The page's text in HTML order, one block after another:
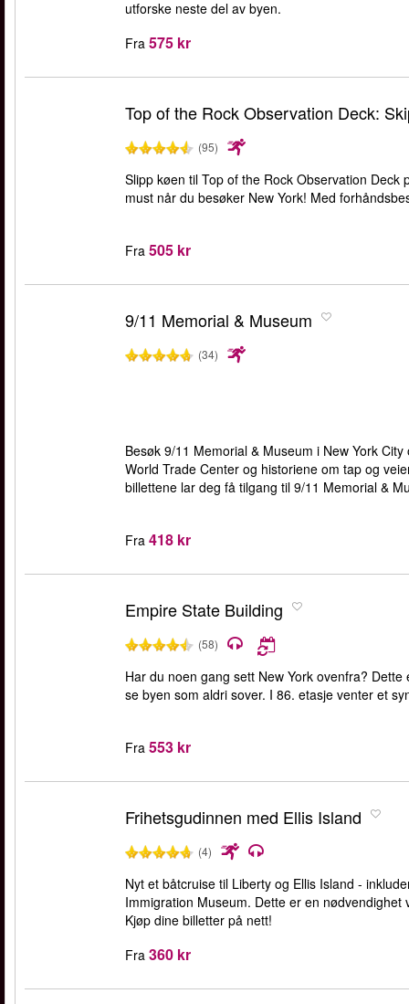
utforske neste del av byen.
Fra 575 kr
Top of the Rock Observation Deck:
(95)
Slipp køen til Top of the Rock Observation
must når du besøker New York! Med
Fra 505 kr
9/11 Memorial & Museum
(34)
Besøk 9/11 Memorial & Museum i New York
World Trade Center og historiene om tap og
billettene lar deg få tilgang til 9/11 Memorial &
Fra 418 kr
Empire State Building
(58)
Har du noen gang sett New York ovenfra?
se byen som aldri sover. I 86. etasje venter et
Fra 553 kr
Frihetsgudinnen med Ellis Island
(4)
Nyt et båtcruise til Liberty og Ellis Island -
Immigration Museum. Dette er en
Kjøp dine billetter på nett!
Fra 360 kr